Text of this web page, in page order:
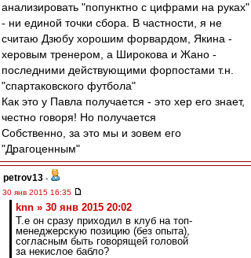
анализировать "попунктно с цифрами на руках"
- ни единой точки сбора. В частности, я не
считаю Дзюбу хорошим форвардом, Якина -
херовым тренером, а Широкова и Жано -
последними действующими форпостами т.н.
"спартаковского футбола"
Как это у Павла получается - это хер его знает,
честно говоря! Но получается
Собственно, за это мы и зовем его
"Драгоценным"
petrov13 -
30 янв 2015 16:35
knn » 30 янв 2015 20:02
Т.е он сразу приходил в клуб на топ-
менеджерскую позицию (без опыта),
согласным быть говорящей головой
за некислое бабло?